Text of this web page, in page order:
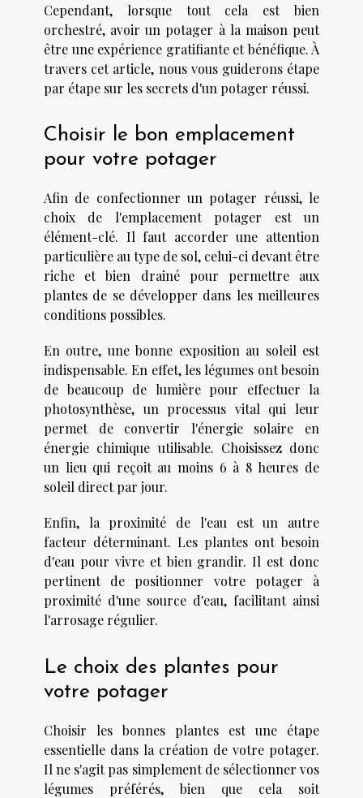
Cependant, lorsque tout cela est bien
orchestré, avoir un potager à la maison peut
être une expérience gratifiante et bénéfique. À
travers cet article, nous vous guiderons étape
par étape sur les secrets d'un potager réussi.
Choisir le bon emplacement
pour votre potager
Afin de confectionner un potager réussi, le
choix de l'emplacement potager est un
élément-clé. Il faut accorder une attention
particulière au type de sol, celui-ci devant être
riche et bien drainé pour permettre aux
plantes de se développer dans les meilleures
conditions possibles.
En outre, une bonne exposition au soleil est
indispensable. En effet, les légumes ont besoin
de beaucoup de lumière pour effectuer la
photosynthèse, un processus vital qui leur
permet de convertir l'énergie solaire en
énergie chimique utilisable. Choisissez donc
un lieu qui reçoit au moins 6 à 8 heures de
soleil direct par jour.
Enfin, la proximité de l'eau est un autre
facteur déterminant. Les plantes ont besoin
d'eau pour vivre et bien grandir. Il est donc
pertinent de positionner votre potager à
proximité d'une source d'eau, facilitant ainsi
l'arrosage régulier.
Le choix des plantes pour
votre potager
Choisir les bonnes plantes est une étape
essentielle dans la création de votre potager.
Il ne s'agit pas simplement de sélectionner vos
légumes préférés, bien que cela soit